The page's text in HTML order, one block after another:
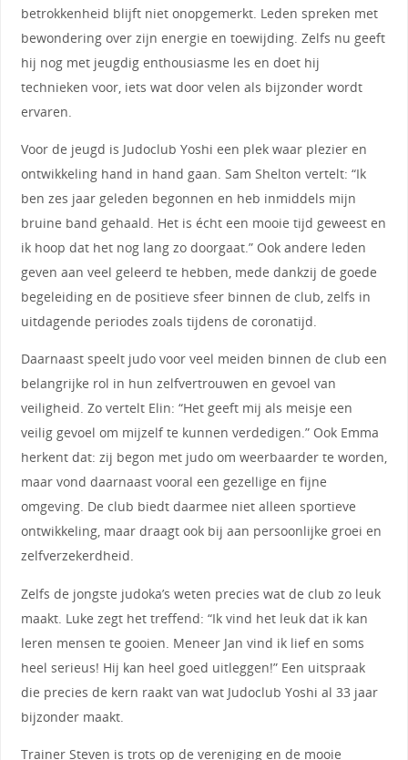
betrokkenheid blijft niet onopgemerkt. Leden spreken met
bewondering over zijn energie en toewijding. Zelfs nu geeft
hij nog met jeugdig enthousiasme les en doet hij
technieken voor, iets wat door velen als bijzonder wordt
ervaren.
Voor de jeugd is Judoclub Yoshi een plek waar plezier en
ontwikkeling hand in hand gaan. Sam Shelton vertelt: “Ik
ben zes jaar geleden begonnen en heb inmiddels mijn
bruine band gehaald. Het is écht een mooie tijd geweest en
ik hoop dat het nog lang zo doorgaat.” Ook andere leden
geven aan veel geleerd te hebben, mede dankzij de goede
begeleiding en de positieve sfeer binnen de club, zelfs in
uitdagende periodes zoals tijdens de coronatijd.
Daarnaast speelt judo voor veel meiden binnen de club een
belangrijke rol in hun zelfvertrouwen en gevoel van
veiligheid. Zo vertelt Elin: “Het geeft mij als meisje een
veilig gevoel om mijzelf te kunnen verdedigen.” Ook Emma
herkent dat: zij begon met judo om weerbaarder te worden,
maar vond daarnaast vooral een gezellige en fijne
omgeving. De club biedt daarmee niet alleen sportieve
ontwikkeling, maar draagt ook bij aan persoonlijke groei en
zelfverzekerdheid.
Zelfs de jongste judoka’s weten precies wat de club zo leuk
maakt. Luke zegt het treffend: “Ik vind het leuk dat ik kan
leren mensen te gooien. Meneer Jan vind ik lief en soms
heel serieus! Hij kan heel goed uitleggen!” Een uitspraak
die precies de kern raakt van wat Judoclub Yoshi al 33 jaar
bijzonder maakt.
Trainer Steven is trots op de vereniging en de mooie